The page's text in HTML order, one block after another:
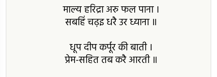
माल्य हरिद्रा अरु फल पाना ।
सबहिं चढ़इ धरै उर ध्याना ॥
धूप दीप कर्पूर की बाती ।
प्रेम-सहित तब करै आरती ॥